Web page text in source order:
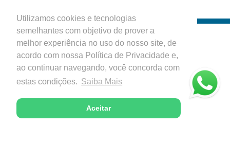
Utilizamos cookies e tecnologias
semelhantes com objetivo de prover a
melhor experiência no uso do nosso site, de
acordo com nossa Política de Privacidade e,
ao continuar navegando, você concorda com
estas condições. Saiba Mais
Aceitar